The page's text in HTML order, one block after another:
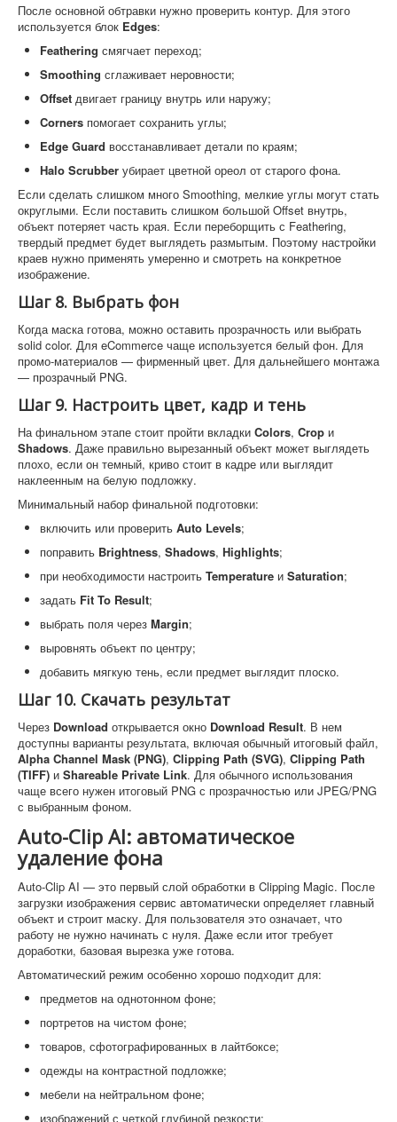
После основной обтравки нужно проверить контур. Для этого
используется блок Edges:
Feathering смягчает переход;
Smoothing сглаживает неровности;
Offset двигает границу внутрь или наружу;
Corners помогает сохранить углы;
Edge Guard восстанавливает детали по краям;
Halo Scrubber убирает цветной ореол от старого фона.
Если сделать слишком много Smoothing, мелкие углы могут стать
округлыми. Если поставить слишком большой Offset внутрь,
объект потеряет часть края. Если переборщить с Feathering,
твердый предмет будет выглядеть размытым. Поэтому настройки
краев нужно применять умеренно и смотреть на конкретное
изображение.
Шаг 8. Выбрать фон
Когда маска готова, можно оставить прозрачность или выбрать
solid color. Для eCommerce чаще используется белый фон. Для
промо-материалов — фирменный цвет. Для дальнейшего монтажа
— прозрачный PNG.
Шаг 9. Настроить цвет, кадр и тень
На финальном этапе стоит пройти вкладки Colors, Crop и
Shadows. Даже правильно вырезанный объект может выглядеть
плохо, если он темный, криво стоит в кадре или выглядит
наклеенным на белую подложку.
Минимальный набор финальной подготовки:
включить или проверить Auto Levels;
поправить Brightness, Shadows, Highlights;
при необходимости настроить Temperature и Saturation;
задать Fit To Result;
выбрать поля через Margin;
выровнять объект по центру;
добавить мягкую тень, если предмет выглядит плоско.
Шаг 10. Скачать результат
Через Download открывается окно Download Result. В нем
доступны варианты результата, включая обычный итоговый файл,
Alpha Channel Mask (PNG), Clipping Path (SVG), Clipping Path
(TIFF) и Shareable Private Link. Для обычного использования
чаще всего нужен итоговый PNG с прозрачностью или JPEG/PNG
с выбранным фоном.
Auto-Clip AI: автоматическое
удаление фона
Auto-Clip AI — это первый слой обработки в Clipping Magic. После
загрузки изображения сервис автоматически определяет главный
объект и строит маску. Для пользователя это означает, что
работу не нужно начинать с нуля. Даже если итог требует
доработки, базовая вырезка уже готова.
Автоматический режим особенно хорошо подходит для:
предметов на однотонном фоне;
портретов на чистом фоне;
товаров, сфотографированных в лайтбоксе;
одежды на контрастной подложке;
мебели на нейтральном фоне;
изображений с четкой глубиной резкости;